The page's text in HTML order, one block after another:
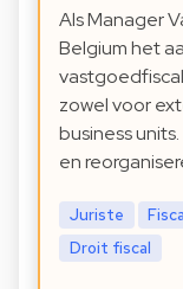
Als Manager
Belgium het
zowel voor
business
en
Juriste
Droit fiscal